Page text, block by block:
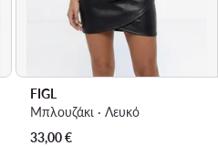
FIGL
Μπλουζάκι · Λευκό
33,00€